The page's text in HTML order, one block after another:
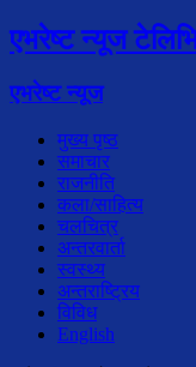
एभरेष्ट न्यूज
एभरेष्ट न्यूज
मुख्य पृष्ठ
समाचार
राजनीति
कला/साहित्य
चलचित्र
अन्तरवार्ता
स्वस्थ्य
अन्तराष्ट्रिय
विविध
English